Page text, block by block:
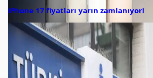
iPhone 17 fiyatları yarın zamlanıyor!